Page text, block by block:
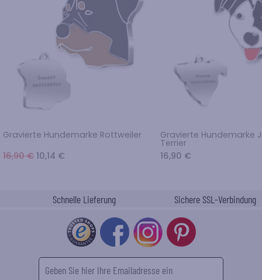
Gravierte Hundemarke Rottweiler
16,90 €10,14 €
Gravierte Hundemarke
Terrier
16,90 €
Schnelle Lieferung Sichere SSL-Verbindung